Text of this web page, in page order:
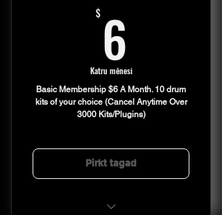
$ 6
Katru mēnesi
Basic Membership $6 A Month. 10 drum
kits of your choice (Cancel Anytime Over
3000 Kits/Plugins)
Pirkt tagad